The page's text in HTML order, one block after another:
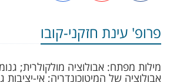
פרופ' עינת חזקני-קובו
מילות מפתח: אבולוציה מולקולרית;
אבולוציה של המיטוכונדריה; אי-יציבות